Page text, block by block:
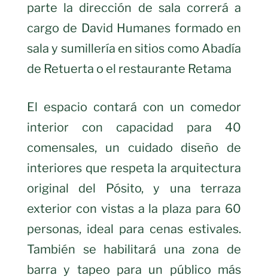
parte la dirección de sala correrá a
cargo de David Humanes formado en
sala y sumillería en sitios como Abadía
de Retuerta o el restaurante Retama
El espacio contará con un comedor
interior con capacidad para 40
comensales, un cuidado diseño de
interiores que respeta la arquitectura
original del Pósito, y una terraza
exterior con vistas a la plaza para 60
personas, ideal para cenas estivales.
También se habilitará una zona de
barra y tapeo para un público más